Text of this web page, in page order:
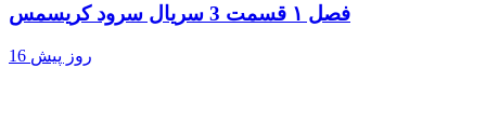
فصل ۱ قسمت 3 سریال سرود کریسمس
16 روز پیش